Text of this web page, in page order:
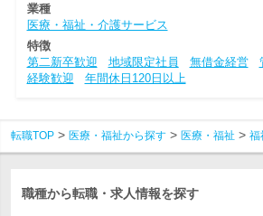
業種
医療・福祉・介護サービス
特徴
第二新卒歓迎
地域限定社員 無借金経営
経験歓迎
年間休日120日以上
転職TOP 医療・福祉から探す 医療・福祉 福
職種から転職・求人情報を探す